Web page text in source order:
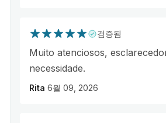
검증됨
Muito atenciosos,
necessidade.
Rita 6월 09, 2026